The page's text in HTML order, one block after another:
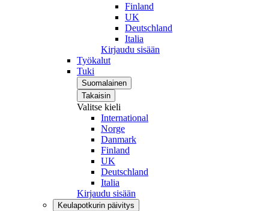
Finland
UK
Deutschland
Italia
Kirjaudu sisään
Työkalut
Tuki
Suomalainen
Takaisin
Valitse kieli
International
Norge
Danmark
Finland
UK
Deutschland
Italia
Kirjaudu sisään
Keulapotkurin päivitys